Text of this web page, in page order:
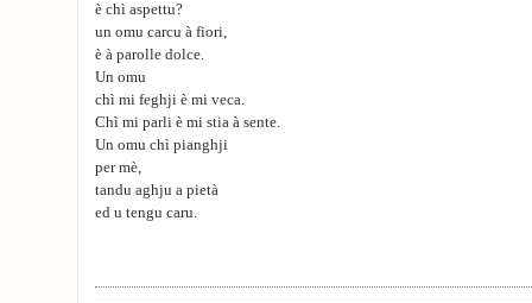
è chì aspettu?
un omu carcu à fiori,
è à parolle dolce.
Un omu
chì mi feghji è mi veca.
Chì mi parli è mi stia à sente.
Un omu chì pianghji
per mè,
tandu aghju a pietà
ed u tengu caru.